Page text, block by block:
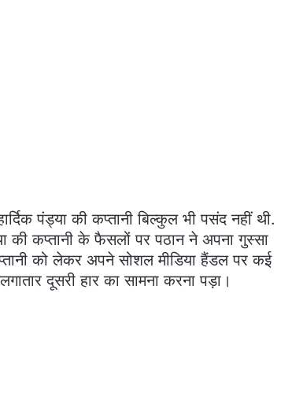
पंड्या की कप्तानी बिल्कुल भी पसंद नहीं थी.
की कप्तानी के फैसलों पर पठान ने अपना गुस्सा
को लेकर अपने सोशल मीडिया हैंडल पर कई
दूसरी हार का सामना करना पड़ा।